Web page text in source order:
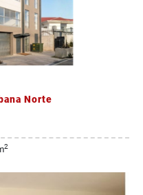
Norte
2